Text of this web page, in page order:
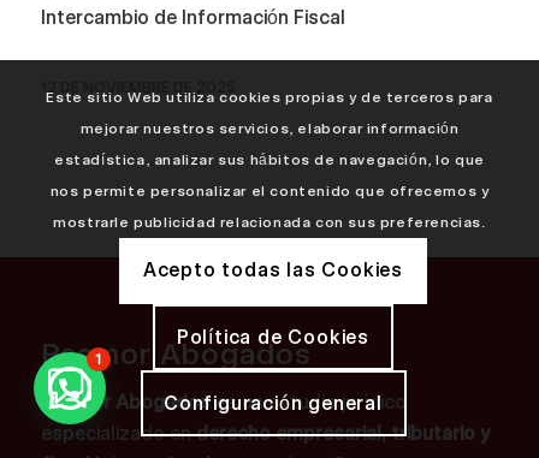
Intercambio de Información Fiscal
Pasmor Abogados
Pasmor Abogadoses un estudio jurídico
especializado enderecho empresarial, tributario y
Este sitio Web utiliza cookies propias y de terceros para
mejorar nuestros servicios, elaborar información
estadística, analizar sus hábitos de navegación, lo que
nos permite personalizar el contenido que ofrecemos y
mostrarle publicidad relacionada con sus preferencias.
Acepto todas las Cookies
Política de Cookies
Configuración general
1